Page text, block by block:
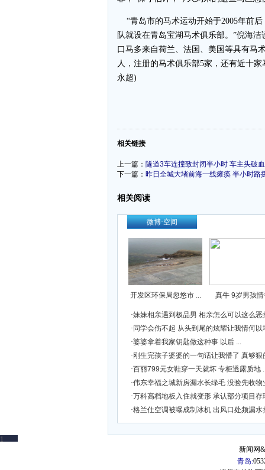
“青岛市的马术运动开始于2005年前
队就设在青岛宝湖马术俱乐部。”倪海
口马多来自荷兰、法国、美国等具有马
人，注册的马术俱乐部5家，还有近十
永超)
-
相关链接
上一篇： 隧道3车连撞致封闭半小时 车主头破
下一篇： 昨日全城大堵前海一线瘫痪 半小时路
相关阅读